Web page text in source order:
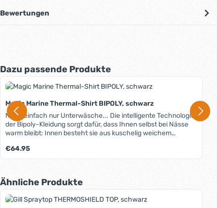
Bewertungen
Produktgalerie überspringen
Dazu passende Produkte
Magic Marine Thermal-Shirt BIPOLY, schwarz
Nicht einfach nur Unterwäsche... Die intelligente Technologie
der Bipoly-Kleidung sorgt dafür, dass Ihnen selbst bei Nässe
warm bleibt: Innen besteht sie aus kuschelig weichem
wasserabweisende (hydrophobe), aber dennoch
atmungsaktive Schicht. Dadurch kann sie sowohl als untere
äußere Schicht an wärmeren Tagen getragen werden.
Wärmende, kuschelige Fleece-Innenseite, wasserabweisende
Außenseite, atmungsaktiv, hoher Tragekomfort unter der
Segelbekleidung durch "rutschende" Oberfläche, erhöhter
Regulärer Preis:
€64.95
Produktgalerie überspringen
Ähnliche Produkte